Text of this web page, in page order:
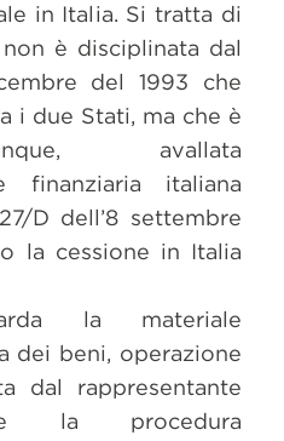
in Italia. Si tratta di
è disciplinata dal
del 1993 che
i due Stati, ma che è
avallata
finanziaria italiana
D dell’8 settembre
la cessione in Italia
la materiale
dei beni, operazione
dal rappresentante
la procedura